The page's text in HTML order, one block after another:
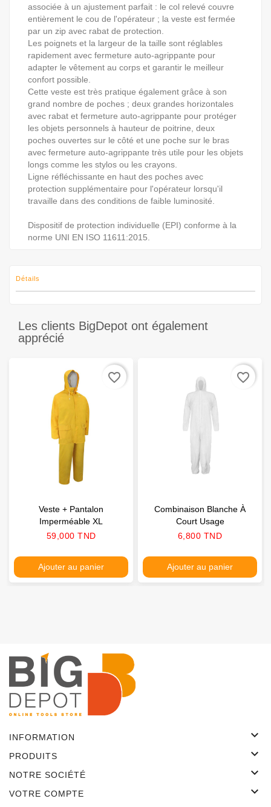
associée à un ajustement parfait : le col relevé couvre
entièrement le cou de l'opérateur ; la veste est fermée
par un zip avec rabat de protection.
Les poignets et la largeur de la taille sont réglables
rapidement avec fermeture auto-agrippante pour
adapter le vêtement au corps et garantir le meilleur
confort possible.
Cette veste est très pratique également grâce à son
grand nombre de poches ; deux grandes horizontales
avec rabat et fermeture auto-agrippante pour protéger
les objets personnels à hauteur de poitrine, deux
poches ouvertes sur le côté et une poche sur le bras
avec fermeture auto-agrippante très utile pour les objets
longs comme les stylos ou les crayons.
Ligne réfléchissante en haut des poches avec
protection supplémentaire pour l'opérateur lorsqu'il
travaille dans des conditions de faible luminosité.
Dispositif de protection individuelle (EPI) conforme à la
norme UNI EN ISO 11611:2015.
Détails
Les clients BigDepot ont également
apprécié
Veste + Pantalon
Imperméable XL
Prix
59,000 TND
Ajouter au panier
favorite_border
Combinaison Blanche À
Court Usage
Prix
6,800 TND
Ajouter au panier
favorite_border
INFORMATION 
PRODUITS 
NOTRE SOCIÉTÉ 
VOTRE COMPTE 